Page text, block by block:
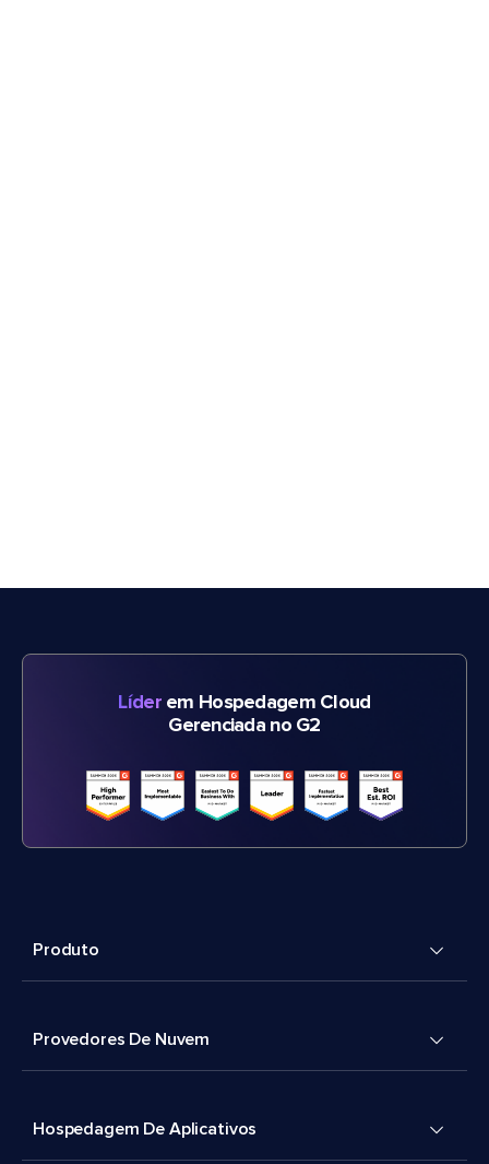
Líderem Hospedagem Cloud
Gerenciada no G2
Produto
Provedores De Nuvem
Hospedagem De Aplicativos